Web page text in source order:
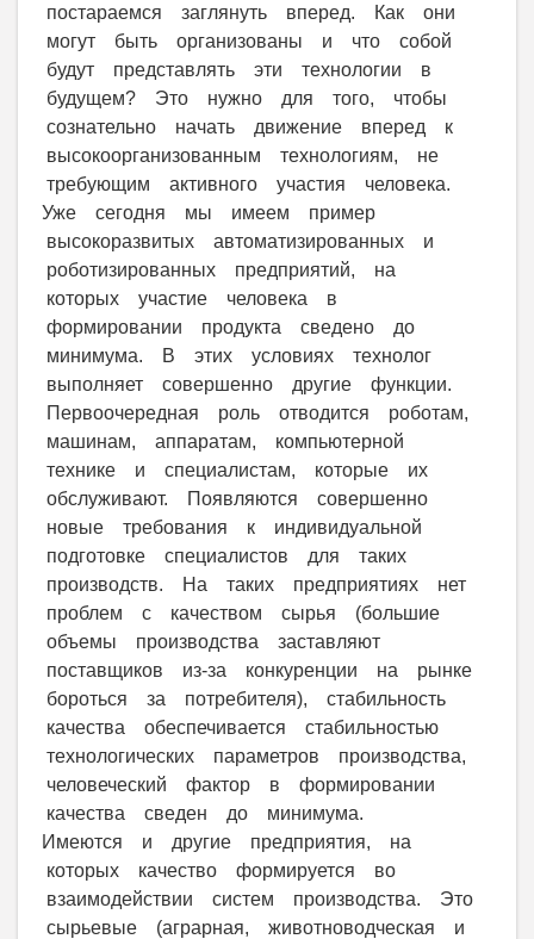
постараемся заглянуть вперед. Как они
могут быть организованы и что собой
будут представлять эти технологии в
будущем? Это нужно для того, чтобы
сознательно начать движение вперед к
высокоорганизованным технологиям, не
требующим активного участия человека.
Уже сегодня мы имеем пример
высокоразвитых автоматизированных и
роботизированных предприятий, на
которых участие человека в
формировании продукта сведено до
минимума. В этих условиях технолог
выполняет совершенно другие функции.
Первоочередная роль отводится роботам,
машинам, аппаратам, компьютерной
технике и специалистам, которые их
обслуживают. Появляются совершенно
новые требования к индивидуальной
подготовке специалистов для таких
производств. На таких предприятиях нет
проблем с качеством сырья (большие
объемы производства заставляют
поставщиков из-за конкуренции на рынке
бороться за потребителя), стабильность
качества обеспечивается стабильностью
технологических параметров производства,
человеческий фактор в формировании
качества сведен до минимума.
Имеются и другие предприятия, на
которых качество формируется во
взаимодействии систем производства. Это
сырьевые (аграрная, животноводческая и